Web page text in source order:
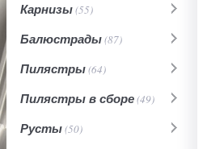
Карнизы(55)
Балюстрады(87)
Пилястры(64)
Пилястры в сборе(49)
Русты(50)